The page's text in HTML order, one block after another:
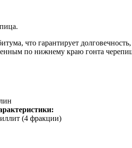
что гарантирует
по нижнему краю гонта
(4 фракции)